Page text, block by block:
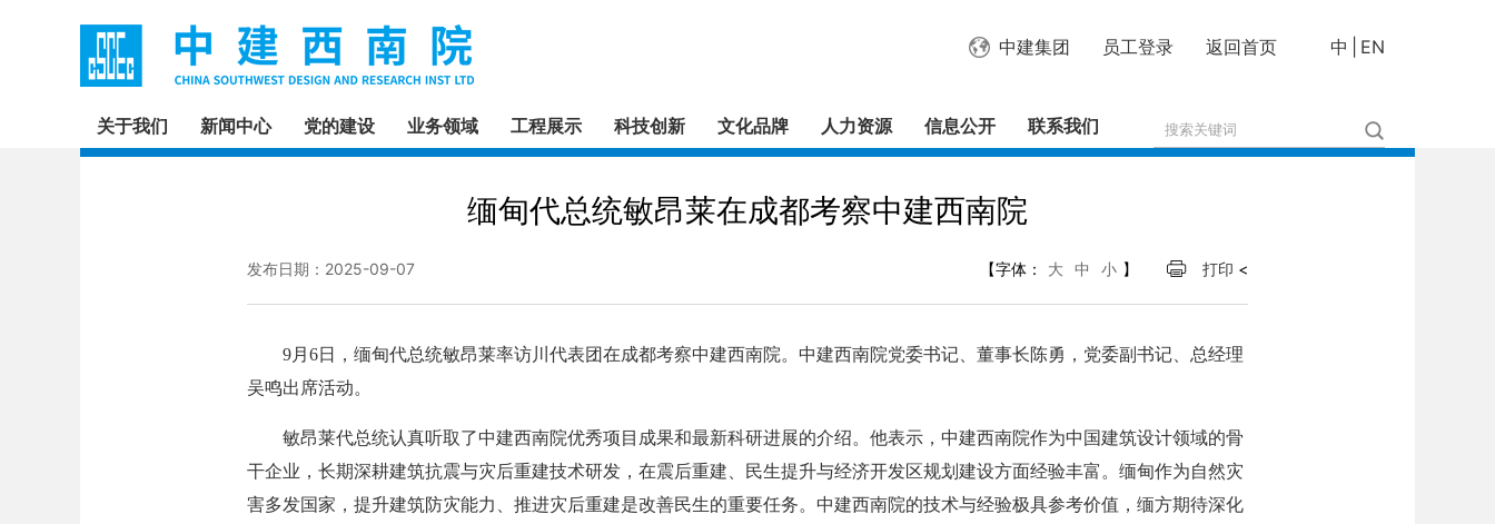
EN
中
返回首页
员工登录
中建集团
关于我们 新闻中心 党的建设 业务领域 工程展示 科技创新 文化品牌 人力资源 信息公开 联系我们
缅甸代总统敏昂莱在成都考察中建西南院
发布日期：2025-09-07 【字体： 大 中 小 】 打印 <
9月6日，缅甸代总统敏昂莱率访川代表团在成都考察中建西南院。中建西南院党委书记、董事长陈勇，党委副书记、总经理
吴鸣出席活动。
敏昂莱代总统认真听取了中建西南院优秀项目成果和最新科研进展的介绍。他表示，中建西南院作为中国建筑设计领域的骨
干企业，长期深耕建筑抗震与灾后重建技术研发，在震后重建、民生提升与经济开发区规划建设方面经验丰富。缅甸作为自然灾
害多发国家，提升建筑防灾能力、推进灾后重建是改善民生的重要任务。中建西南院的技术与经验极具参考价值，缅方期待深化